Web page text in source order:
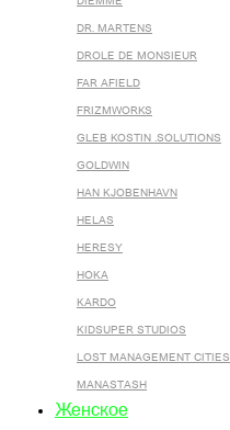
DR. MARTENS
DROLE DE MONSIEUR
FAR AFIELD
FRIZMWORKS
GLEB KOSTIN .SOLUTIONS
GOLDWIN
HAN KJOBENHAVN
HELAS
HERESY
HOKA
KARDO
KIDSUPER STUDIOS
LOST MANAGEMENT CITIES
MANASTASH
Женское